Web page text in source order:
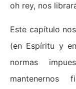
oh rey, nos
Este capítulo
(en Espíritu y
normas